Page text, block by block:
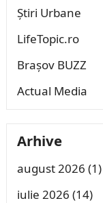
Știri Urbane
LifeTopic.ro
Brașov BUZZ
Actual Media
Arhive
august 2026 (1)
iulie 2026 (14)